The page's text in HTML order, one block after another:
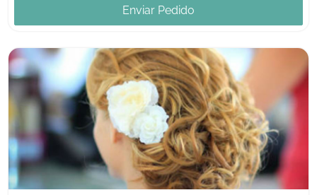
Enviar Pedido